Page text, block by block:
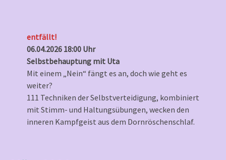
entfällt!
06.04.2026 18:00 Uhr
Selbstbehauptung mit Uta
Mit einem „Nein“ fängt es an, doch wie geht es
weiter?
111 Techniken der Selbstverteidigung, kombiniert
mit Stimm- und Haltungsübungen, wecken den
inneren Kampfgeist aus dem Dornröschenschlaf.